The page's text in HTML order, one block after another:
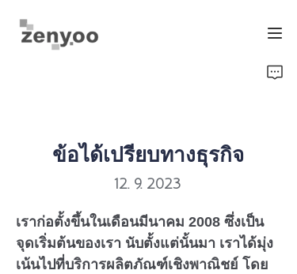
ข้อได้เปรียบทางธุรกิจ
12. 9. 2023
เราก่อตั้งขึ้นในเดือนมีนาคม 2008 ซึ่งเป็น
จุดเริ่มต้นของเรา นับตั้งแต่นั้นมา เราได้มุ่ง
เน้นไปที่บริการผลิตภัณฑ์เชิงพาณิชย์ โดย
ผลิตภัณฑ์พลังงานใหม่
อุปกรณ์และเครื่องจักร